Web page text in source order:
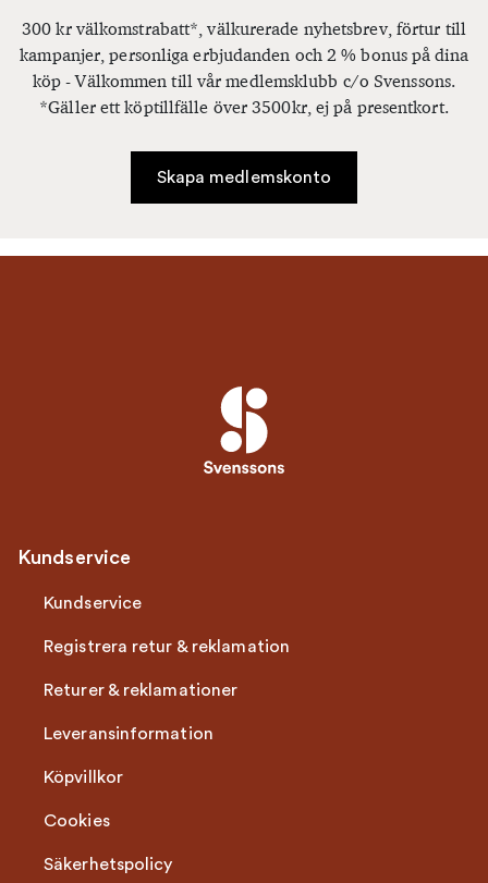
300 kr välkomstrabatt*, välkurerade nyhetsbrev, förtur till
kampanjer, personliga erbjudanden och 2 % bonus på dina
köp - Välkommen till vår medlemsklubb c/o Svenssons.
*Gäller ett köptillfälle över 3500kr, ej på presentkort.
Skapa medlemskonto
Kundservice
Kundservice
Registrera retur & reklamation
Returer & reklamationer
Leveransinformation
Köpvillkor
Cookies
Säkerhetspolicy